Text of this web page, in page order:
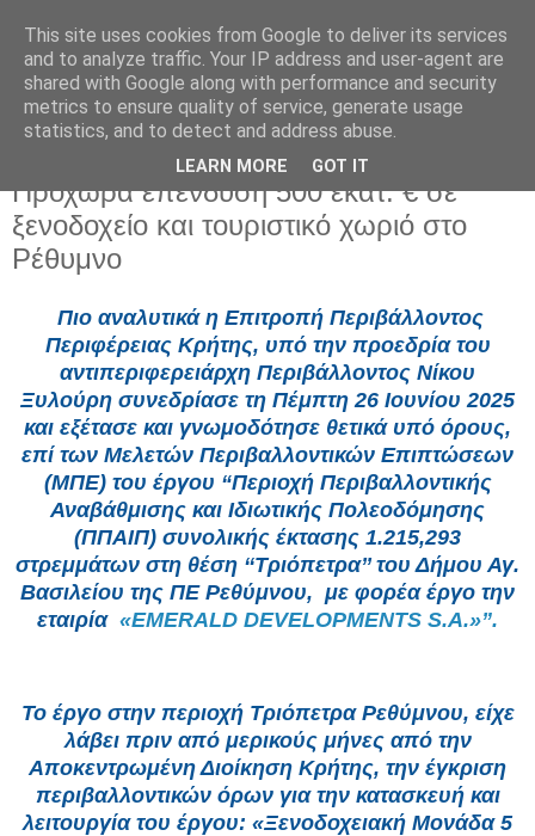
Σάββατο 28 Ιουνίου 2025
Προχωρά επένδυση 500 εκατ. € σε
ξενοδοχείο και τουριστικό χωριό στο
Ρέθυμνο
Πιο αναλυτικά η Επιτροπή Περιβάλλοντος
Περιφέρειας Κρήτης, υπό την προεδρία του
αντιπεριφερειάρχη Περιβάλλοντος Νίκου
Ξυλούρη συνεδρίασε τη Πέμπτη 26 Ιουνίου 2025
και εξέτασε και γνωμοδότησε θετικά υπό όρους,
επί των Μελετών Περιβαλλοντικών Επιπτώσεων
(ΜΠΕ) του έργου “Περιοχή Περιβαλλοντικής
Αναβάθμισης και Ιδιωτικής Πολεοδόμησης
(ΠΠΑΙΠ) συνολικής έκτασης 1.215,293
στρεμμάτων στη θέση ‘‘Τριόπετρα’’ του Δήμου Αγ.
Βασιλείου της ΠΕ Ρεθύμνου, με φορέα έργο την
εταιρία «EMERALD DEVELOPMENTS S.A.»”.
Το έργο στην περιοχή Τριόπετρα Ρεθύμνου, είχε
λάβει πριν από μερικούς μήνες από την
Αποκεντρωμένη Διοίκηση Κρήτης, την έγκριση
περιβαλλοντικών όρων για την κατασκευή και
λειτουργία του έργου: «Ξενοδοχειακή Μονάδα 5
This site uses cookies from Google to deliver its services
and to analyze traffic. Your IP address and user-agent are
shared with Google along with performance and security
metrics to ensure quality of service, generate usage
statistics, and to detect and address abuse.
LEARN MORE GOT IT